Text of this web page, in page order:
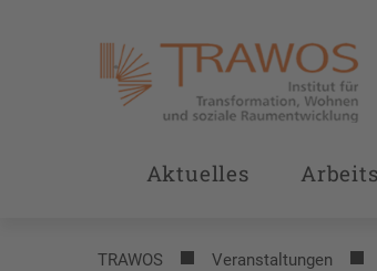
Aktuelles
TRAWOS Veranstaltungen